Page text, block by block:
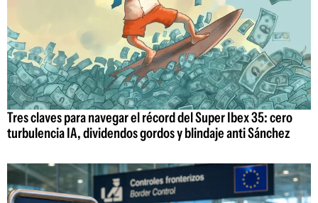
Tres claves para navegar el récord del Super Ibex 35: cero
turbulencia IA, dividendos gordos y blindaje anti Sánchez